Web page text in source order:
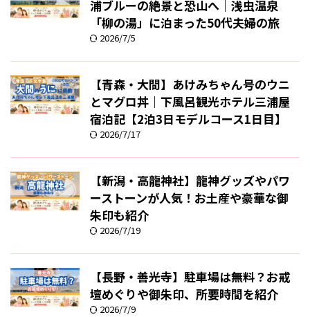
浦ブルーの絶景と恐山へ｜浅虫温泉
「柳の湯」に泊まった50代夫婦の旅
2026/7/5
【青森・大間】あけみちゃん号のウニ
とマグロ丼｜下風呂観光ホテル三浦屋
宿泊記【2泊3日モデルコース1日目】
2026/7/17
【新潟・高龍神社】龍神グッズやパワ
ーストーンが人気！お土産や豪華な御
朱印も紹介
2026/7/19
【長野・善光寺】駐車場は無料？お戒
壇めぐりや御朱印、所要時間を紹介
2026/7/9